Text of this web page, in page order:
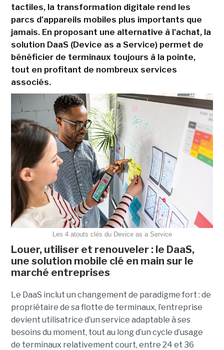
tactiles, la transformation digitale rend les
parcs d'appareils mobiles plus importants que
jamais. En proposant une alternative à l'achat, la
solution DaaS (Device as a Service) permet de
bénéficier de terminaux toujours à la pointe,
tout en profitant de nombreux services
associés.
Les 4 atouts clés du Device as a Service
Louer, utiliser et renouveler : le DaaS,
une solution mobile clé en main sur le
marché entreprises
Le DaaS inclut un changement de paradigme fort : de
propriétaire de sa flotte de terminaux, l’entreprise
devient utilisatrice d’un service adaptable à ses
besoins du moment, tout au long d’un cycle d’usage
de terminaux relativement court, entre 24 et 36